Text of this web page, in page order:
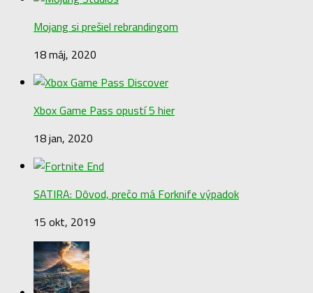
Mojang si prešiel rebrandingom
18 máj, 2020
Xbox Game Pass opustí 5 hier
18 jan, 2020
SATIRA: Dôvod, prečo má Forknife výpadok
15 okt, 2019